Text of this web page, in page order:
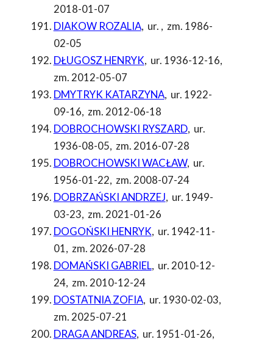
2018-01-07
DIAKOW ROZALIA, ur. , zm. 1986-
02-05
DŁUGOSZ HENRYK, ur. 1936-12-16,
zm. 2012-05-07
DMYTRYK KATARZYNA, ur. 1922-
09-16, zm. 2012-06-18
DOBROCHOWSKI RYSZARD, ur.
1936-08-05, zm. 2016-07-28
DOBROCHOWSKI WACŁAW, ur.
1956-01-22, zm. 2008-07-24
DOBRZAŃSKI ANDRZEJ, ur. 1949-
03-23, zm. 2021-01-26
DOGOŃSKI HENRYK, ur. 1942-11-
01, zm. 2026-07-28
DOMAŃSKI GABRIEL, ur. 2010-12-
24, zm. 2010-12-24
DOSTATNIA ZOFIA, ur. 1930-02-03,
zm. 2025-07-21
DRAGA ANDREAS, ur. 1951-01-26,